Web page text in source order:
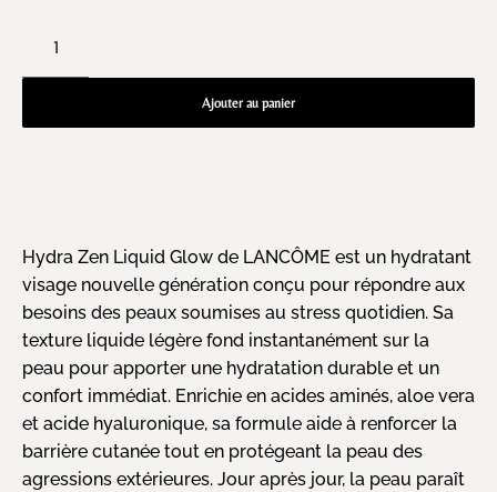
Ajouter au panier
Hydra Zen Liquid Glow de LANCÔME est un hydratant
visage nouvelle génération conçu pour répondre aux
besoins des peaux soumises au stress quotidien. Sa
texture liquide légère fond instantanément sur la
peau pour apporter une hydratation durable et un
confort immédiat. Enrichie en acides aminés, aloe vera
et acide hyaluronique, sa formule aide à renforcer la
barrière cutanée tout en protégeant la peau des
agressions extérieures. Jour après jour, la peau paraît